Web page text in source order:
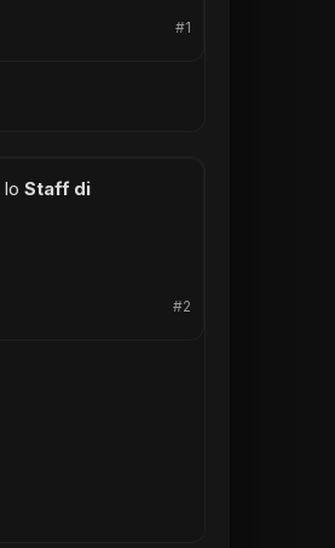
#1
lo Staff di
#2